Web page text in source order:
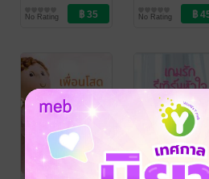
นิยายโรมานซ์
No Rating No Rating